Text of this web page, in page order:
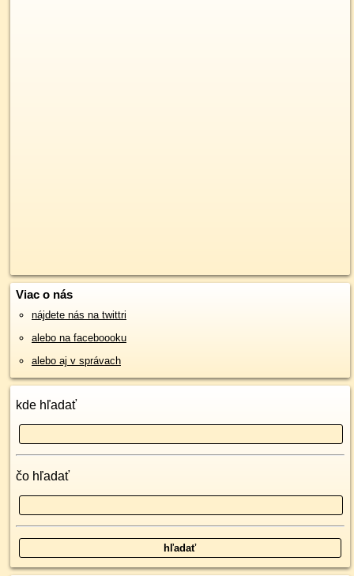
Viac o nás
nájdete nás na twittri
alebo na faceboooku
alebo aj v správach
kde hľadať
čo hľadať